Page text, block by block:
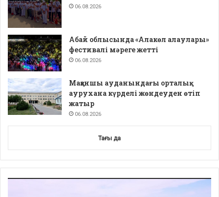
06.08.2026
Абай облысында «Алакөл алаулары»
фестивалі мәреге жетті
06.08.2026
Мақаншы ауданындағы орталық
аурухана күрделі жөндеуден өтіп
жатыр
06.08.2026
Тағы да